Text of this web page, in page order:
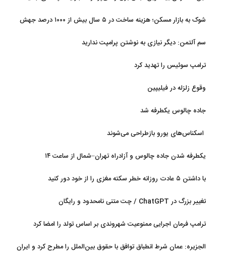
شوک به بازار مسکن؛ هزینه ساخت در ۵ سال بیش از ۱۰۰۰ درصد جهش
سم آلتمن: دیگر نیازی به نوشتن پرامپت ندارید
ترامپ سوئیس را تهدید کرد
وقوع زلزله در فیلیپین
جاده چالوس یکطرفه شد
اسکناس‌های یورو بازطراحی می‌شوند
یکطرفه شدن جاده چالوس و آزادراه تهران–شمال از ساعت ۱۴
با داشتن ۵ عادت روزانه خطر سکته مغزی را از خود دور کنید
تغییر بزرگ در ChatGPT / چت متنی نامحدود و رایگان
ترامپ فرمان اجرایی ممنوعیت شهروندی بر اساس تولد را امضا کرد
الجزیره: عمان شرط انطباق توافق با حقوق بین‌الملل را مطرح کرد و ایران